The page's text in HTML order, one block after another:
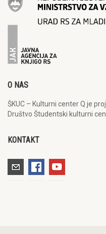
O NAS
ŠKUC – Kulturni center Q je
Društvo Študentski kulturni
KONTAKT